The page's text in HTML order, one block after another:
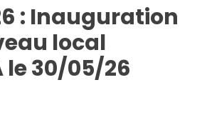
: Inauguration
local
le 30/05/26